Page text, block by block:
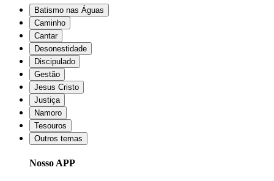
Batismo nas Águas
Caminho
Cantar
Desonestidade
Discipulado
Gestão
Jesus Cristo
Justiça
Namoro
Tesouros
Outros temas
Nosso APP